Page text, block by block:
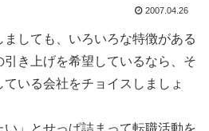
2007.04.26
しても、いろいろな特徴がある
き上げを希望しているなら、そ
いる会社をチョイスしましょ